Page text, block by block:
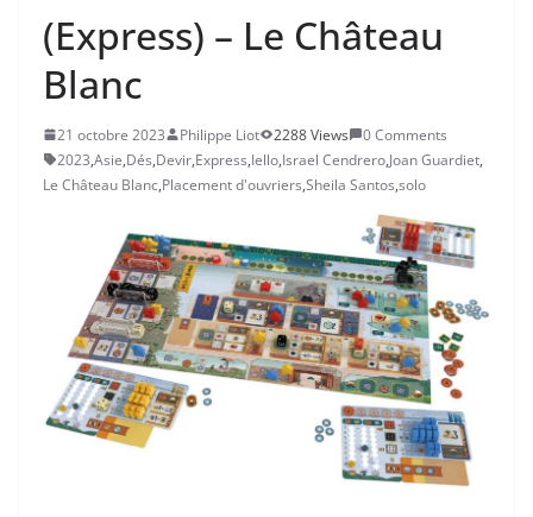
(Express) – Le Château
Blanc
21 octobre 2023 Philippe Liot 2288 Views
0 Comments
2023,Asie,Dés,Devir,Express,Iello,Israel Cendrero,Joan Guardiet,
Le Château Blanc,Placement d'ouvriers,Sheila Santos,solo